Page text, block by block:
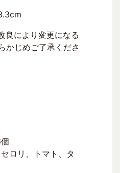
良により変更になる
かじめご了承くださ
ロリ、トマト、タ